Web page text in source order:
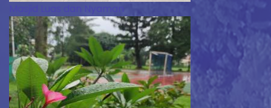
Masjid Luas dan Nyaman